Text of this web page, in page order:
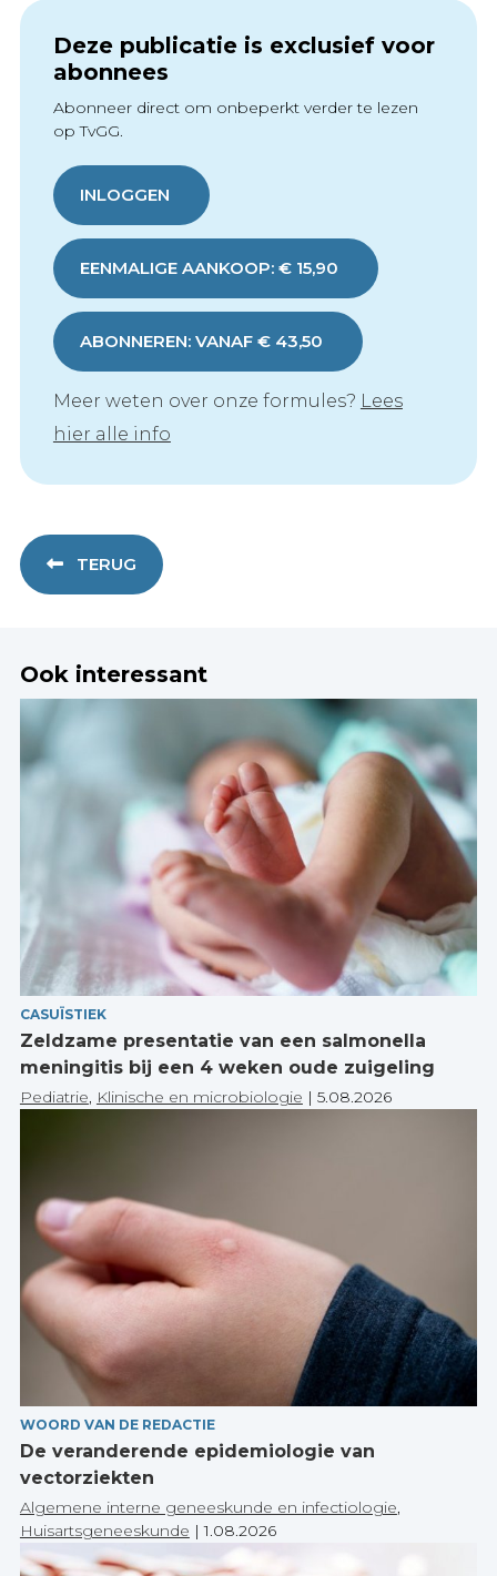
Deze publicatie is exclusief voor
abonnees
Abonneer direct om onbeperkt verder te lezen
op TvGG.
INLOGGEN
EENMALIGE AANKOOP: € 15,90
ABONNEREN: VANAF € 43,50
Meer weten over onze formules? Lees
hier alle info
TERUG
Ook interessant
CASUÏSTIEK
Zeldzame presentatie van een salmonella
meningitis bij een 4 weken oude zuigeling
Pediatrie, Klinische en microbiologie | 5.08.2026
WOORD VAN DE REDACTIE
De veranderende epidemiologie van
vectorziekten
Algemene interne geneeskunde en infectiologie,
Huisartsgeneeskunde |1.08.2026